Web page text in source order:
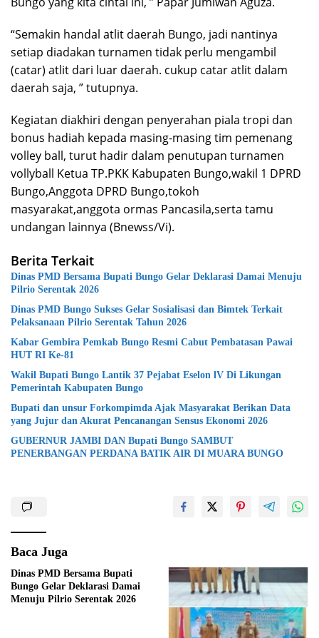
“Semakin handal atlit daerah Bungo, jadi nantinya
setiap diadakan turnamen tidak perlu mengambil
(catar) atlit dari luar daerah. cukup catar atlit dalam
daerah saja, ” tutupnya.
Kegiatan diakhiri dengan penyerahan piala tropi dan
bonus hadiah kepada masing-masing tim pemenang
volley ball, turut hadir dalam penutupan turnamen
vollyball Ketua TP.PKK Kabupaten Bungo,wakil 1 DPRD
Bungo,Anggota DPRD Bungo,tokoh
masyarakat,anggota ormas Pancasila,serta tamu
undangan lainnya (Bnewss/Vi).
Berita Terkait
Dinas PMD Bersama Bupati Bungo Gelar Deklarasi Damai Menuju
Pilrio Serentak 2026
Dinas PMD Bungo Sukses Gelar Sosialisasi dan Bimtek Terkait
Pelaksanaan Pilrio Serentak Tahun 2026
Kabar Gembira Pemkab Bungo Resmi Cabut Pembatasan Pawai
HUT RI Ke-81
Wakil Bupati Bungo Lantik 37 Pejabat Eselon lV Di Likungan
Pemerintah Kabupaten Bungo
Bupati dan unsur Forkompimda Ajak Masyarakat Berikan Data
yang Jujur dan Akurat Pencanangan Sensus Ekonomi 2026
GUBERNUR JAMBI DAN Bupati Bungo SAMBUT
PENERBANGAN PERDANA BATIK AIR DI MUARA BUNGO
Baca Juga
Dinas PMD Bersama Bupati
Bungo Gelar Deklarasi Damai
Menuju Pilrio Serentak 2026